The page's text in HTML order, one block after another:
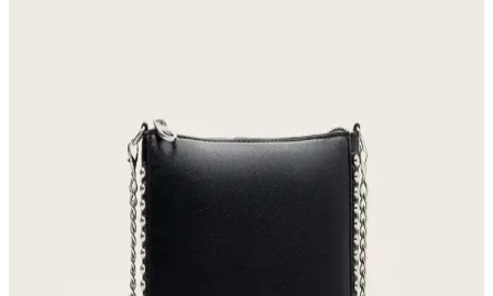
fiyatıyla günlük kullanım için ideal bir tercih.
Luminos Butik Kadın Siyah Ponponlu Kulaklıklı
Şapka ve Bere Karşılaştırması
Luminos Butik'in siyah ponponlu kulaklıklı şapkası ve kışı ısıtan
bere, şıklık ve sıcaklığı bir arada sunar. Her iki ürün de kadınlar için
tasarlanmış, konforlu ve şık seçeneklerdir.